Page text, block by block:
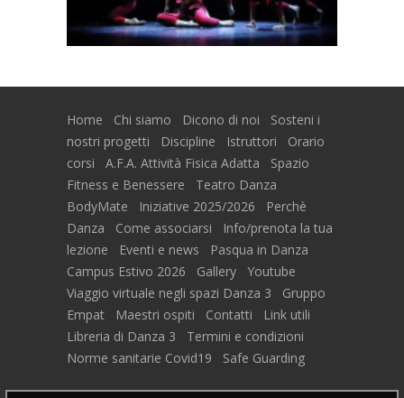
Home Chi siamo Dicono di noi
Sosteni i
nostri progetti
Discipline Istruttori
Orario
corsi
A.F.A. Attività Fisica Adatta
Spazio
Fitness e Benessere
Teatro Danza
BodyMate
Iniziative 2025/2026
Perchè
Danza
Come associarsi
Info/prenota la tua
lezione
Eventi e news
Pasqua in Danza
Campus Estivo 2026
Gallery
Youtube
Viaggio virtuale negli spazi Danza 3
Gruppo
Empat
Maestri ospiti Contatti
Link utili
Libreria di Danza 3
Termini e condizioni
Norme sanitarie Covid19
Safe Guarding